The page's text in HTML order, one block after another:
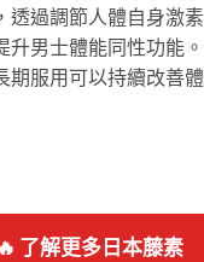
透過調節人體自身激
升男士體能同性功能
期服用可以持續改善
🔥 了解更多日本藤素